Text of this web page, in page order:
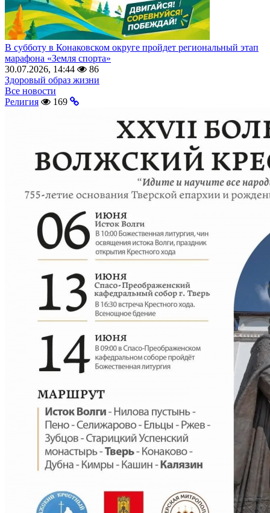
В субботу в Конаковском округе пройдет региональный этап
марафона «Земля спорта»
30.07.2026, 14:44
86
Здоровый образ жизни
Все новости
Религия
169